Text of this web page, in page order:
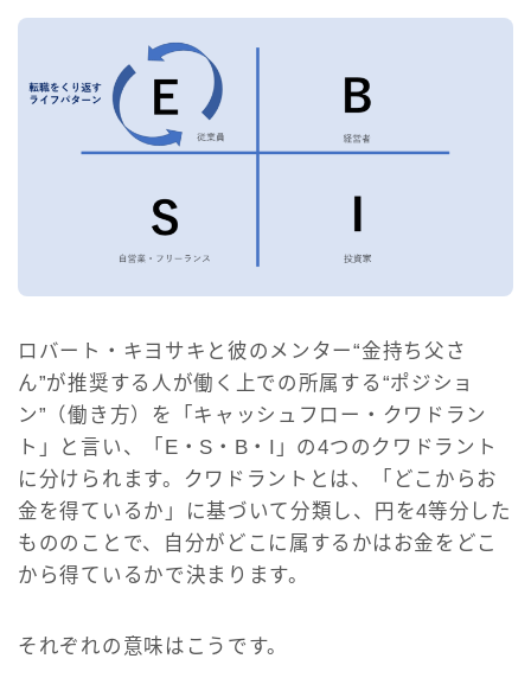
ロバート・キヨサキと彼のメンター“金持ち父さ
ん”が推奨する人が働く上での所属する“ポジショ
ン”（働き方）を「キャッシュフロー・クワドラン
ト」と言い、「E・S・B・I」の4つのクワドラント
に分けられます。クワドラントとは、「どこからお
金を得ているか」に基づいて分類し、円を4等分した
もののことで、自分がどこに属するかはお金をどこ
から得ているかで決まります。
それぞれの意味はこうです。